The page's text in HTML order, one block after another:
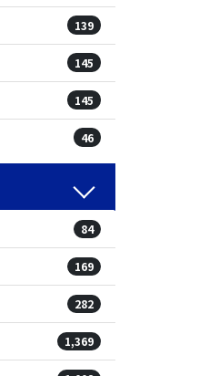
139
145
145
46
84
169
282
1,369